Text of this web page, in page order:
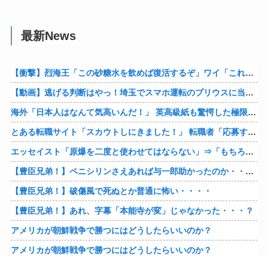
最新News
【衝撃】烈海王「この砂糖水を飲めば復活するぞ」ワイ「これはトンデモ理論やろなぁ」ﾍﾟﾗ←結果ｗｗｗｗ
【動画】逃げる判断はやっ！埼玉でスマホ運転のプリウスに当て逃げされる車載。
海外「日本人はなんて気高いんだ！」 英高級紙も驚愕した極限の中の日本人の姿に世界が衝撃
とある転職サイト「スカウトしにきました！」 転職者「応募するわ！」 → 結果ｗｗｗｗｗ
エッセイスト「原爆を二度と使わせてはならない」⇒「もちろん中国の核も非難する？」⇒「中国の核は綺麗な核！」
【豊臣兄弟！】ペニシリンさえあれば与一郎助かったのか・・・？
【豊臣兄弟！】破傷風で死ぬとか普通に怖い・・・・
【豊臣兄弟！】あれ、字幕「本能寺が変」じゃなかった・・・？
アメリカが朝鮮戦争で勝つにはどうしたらいいのか？
アメリカが朝鮮戦争で勝つにはどうしたらいいのか？